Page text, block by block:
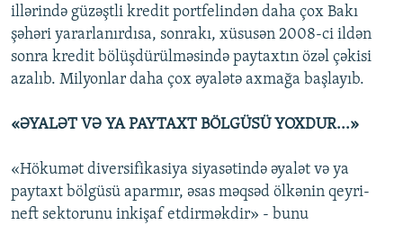
illərində güzəştli kredit portfelindən daha çox Bakı
şəhəri yararlanırdısa, sonrakı, xüsusən 2008-ci ildən
sonra kredit bölüşdürülməsində paytaxtın özəl çəkisi
azalıb. Milyonlar daha çox əyalətə axmağa başlayıb.
«ƏYALƏT VƏ YA PAYTAXT BÖLGÜSÜ YOXDUR...»
«Hökumət diversifikasiya siyasətində əyalət və ya
paytaxt bölgüsü aparmır, əsas məqsəd ölkənin qeyri-
neft sektorunu inkişaf etdirməkdir» - bunu